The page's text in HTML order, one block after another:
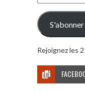
e-
mail
S'abonner
Rejoignez les